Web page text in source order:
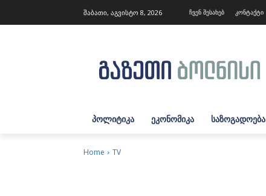
შაბათი, აგვისტო 8, 2026 ჩვენ შესახებ კონტაქტი
ᲞᲝᲚᲘᲢᲘᲙᲐ ᲔᲙᲝᲜᲝᲛᲘᲙᲐ ᲡᲐᲖᲝᲒᲐᲓᲝᲔᲑᲐ
Home TV